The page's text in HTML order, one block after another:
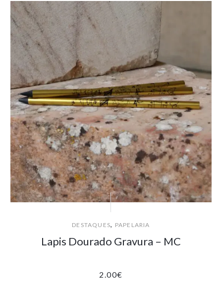
DESTAQUES, PAPELARIA
Lapis Dourado Gravura – MC
2.00€